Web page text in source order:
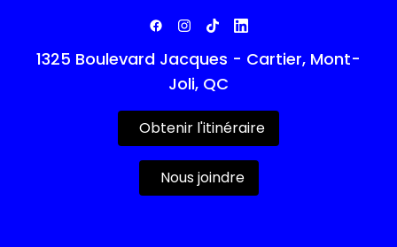
1325 Boulevard Jacques - Cartier, Mont-
Joli, QC
Obtenir l'itinéraire
Nous joindre